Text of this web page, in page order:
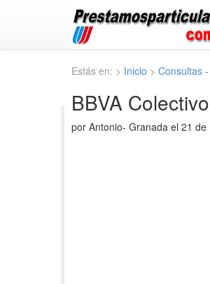
Estás en: > Inicio > Consultas
BBVA
por Antonio- Granada el 21